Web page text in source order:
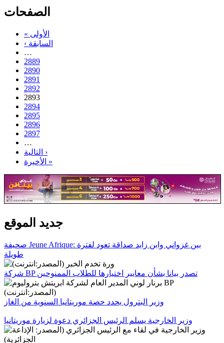
الصفحات
« الأولى
‹ السابقة
…
2889
2890
2891
2892
2893
2894
2895
2896
2897
…
التالية ›
الأخيرة »
جديد الموقع
صحيفة Jeune Afrique: بين غزواني وابن زايد صداقة تعود لفترة
طويلة
شركة BP تصدر بيانا بشأن معايير اختيارها للطلاب الممنوحين
وزير البترول يحدد حصة موريتانيا السنوية من الغاز
وزير الخارجية يسلم الرئيس الجزائري دعوة لزيارة موريتانيا